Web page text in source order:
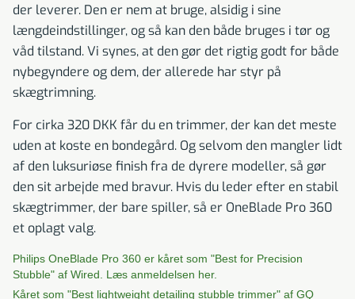
der leverer. Den er nem at bruge, alsidig i sine
længdeindstillinger, og så kan den både bruges i tør og
våd tilstand. Vi synes, at den gør det rigtig godt for både
nybegyndere og dem, der allerede har styr på
skægtrimning.
For cirka 320 DKK får du en trimmer, der kan det meste
uden at koste en bondegård. Og selvom den mangler lidt
af den luksuriøse finish fra de dyrere modeller, så gør
den sit arbejde med bravur. Hvis du leder efter en stabil
skægtrimmer, der bare spiller, så er OneBlade Pro 360
et oplagt valg.
Philips OneBlade Pro 360 er kåret som "Best for Precision
Stubble" af Wired. Læs anmeldelsen her.
Kåret som "Best lightweight detailing stubble trimmer" af GQ